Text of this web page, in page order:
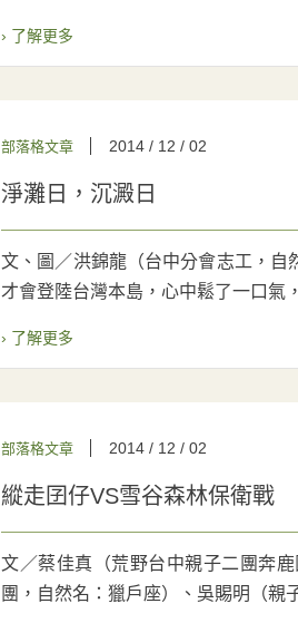
› 了解更多
部落格文章 2014 / 12 / 02
淨灘日，沉澱日
文、圖／洪錦龍（台中分會志工，自
才會登陸台灣本島，心中鬆了一口氣
› 了解更多
部落格文章 2014 / 12 / 02
縱走囝仔VS雪谷森林保衛戰
文／蔡佳真（荒野台中親子二團奔
團，自然名：獵戶座）、吳賜明（親